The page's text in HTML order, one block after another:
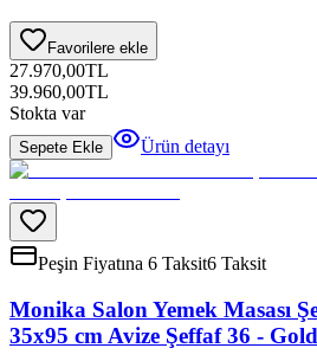
Favorilere ekle
27.970,00TL
39.960,00TL
Stokta var
Sepete Ekle Ürün detayı
Peşin Fiyatına 6 Taksit6 Taksit
Monika Salon Yemek Masası
35x95 cm Avize Şeffaf 36 - Gold